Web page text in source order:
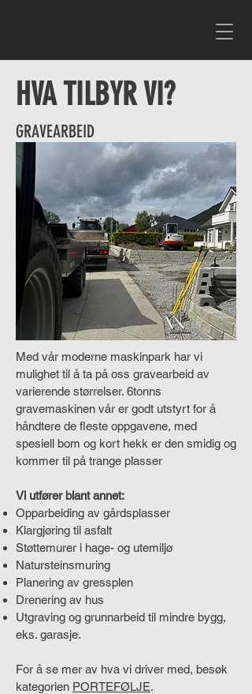
HVA TILBYR VI?
GRAVEARBEID
Med vår moderne maskinpark har vi
mulighet til å ta på oss gravearbeid av
varierende størrelser. 6tonns
gravemaskinen vår er godt utstyrt for å
håndtere de fleste oppgavene, med
spesiell bom og kort hekk er den smidig og
kommer til på trange plasser
Vi utfører blant annet:
Opparbeiding av gårdsplasser
Klargjøring til asfalt
Støttemurer i hage- og utemiljø
Natursteinsmuring
Planering av gressplen
Drenering av hus
Utgraving og grunnarbeid til mindre bygg,
eks. garasje.
For å se mer av hva vi driver med, besøk
kategorien PORTEFØLJE.